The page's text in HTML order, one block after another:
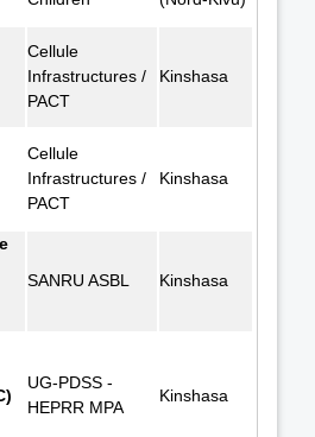
Cellule
Infrastructures /
PACT
Kinshasa
Cellule
Infrastructures /
PACT
Kinshasa
SANRU ASBL Kinshasa
UG-PDSS -
HEPRR MPA
Kinshasa